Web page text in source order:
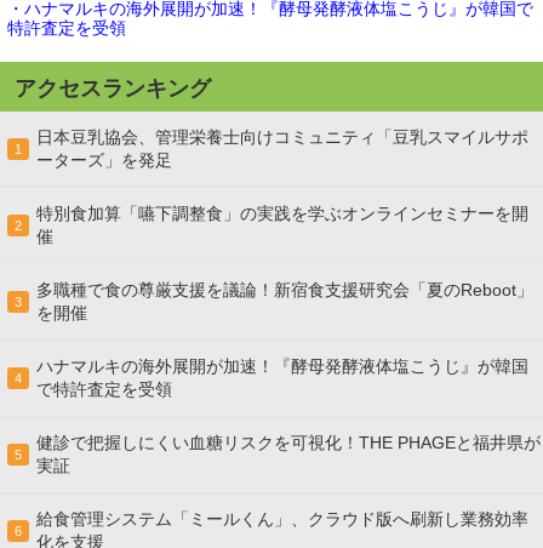
・ハナマルキの海外展開が加速！『酵母発酵液体塩こうじ』が韓国で
特許査定を受領
アクセスランキング
1
日本豆乳協会、管理栄養士向けコミュニティ「豆乳スマイルサポ
ーターズ」を発足
2
特別食加算「嚥下調整食」の実践を学ぶオンラインセミナーを開
催
3
多職種で食の尊厳支援を議論！新宿食支援研究会「夏のReboot」
を開催
4
ハナマルキの海外展開が加速！『酵母発酵液体塩こうじ』が韓国
で特許査定を受領
5
健診で把握しにくい血糖リスクを可視化！THE PHAGEと福井県が
実証
6
給食管理システム「ミールくん」、クラウド版へ刷新し業務効率
化を支援